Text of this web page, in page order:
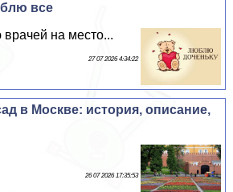
все
на место...
27 07 2026 4:34:22
в Москве: история, описание,
26 07 2026 17:35:53